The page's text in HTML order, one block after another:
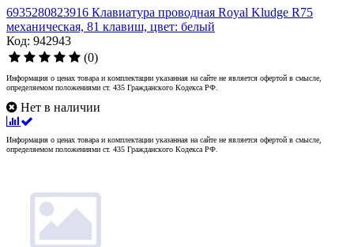
6935280823916 Клавиатура проводная Royal Kludge R75
механическая, 81 клавиш, цвет: белый
Код: 942943
(0)
Информация о ценах товара и комплектации указанная на сайте не является офертой в смысле,
определяемом положениями ст. 435 Гражданского Кодекса РФ.
Нет в наличии
Информация о ценах товара и комплектации указанная на сайте не является офертой в смысле,
определяемом положениями ст. 435 Гражданского Кодекса РФ.